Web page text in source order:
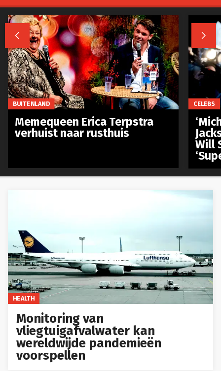
HEALTH
Monitoring van
vliegtuigafvalwater kan
wereldwijde pandemieën
voorspellen
 
BUITENLAND
Memequeen Erica Terpstra
verhuist naar rusthuis
CELEBS
Will